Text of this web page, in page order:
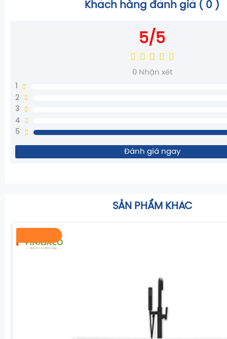
Khách hàng đánh giá ( 0 )
5/5
0 Nhận xét
1
2
3
4
5
Đánh giá ngay
SẢN PHẨM KHÁC